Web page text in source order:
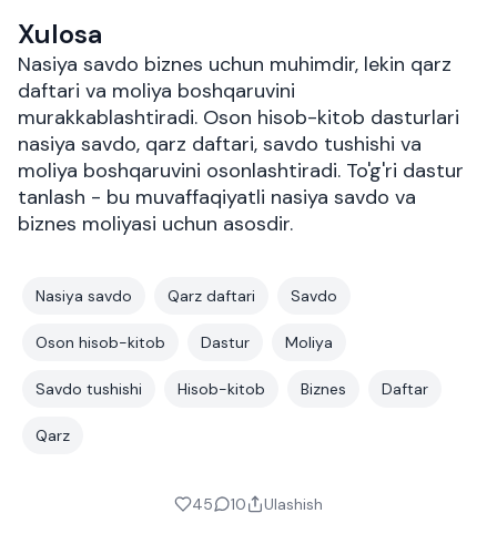
Xulosa
Nasiya savdo biznes uchun muhimdir, lekin qarz
daftari va moliya boshqaruvini
murakkablashtiradi. Oson hisob-kitob dasturlari
nasiya savdo, qarz daftari, savdo tushishi va
moliya boshqaruvini osonlashtiradi. To'g'ri dastur
tanlash - bu muvaffaqiyatli nasiya savdo va
biznes moliyasi uchun asosdir.
Nasiya savdo Qarz daftari Savdo
Oson hisob-kitob Dastur Moliya
Savdo tushishi Hisob-kitob Biznes Daftar
Qarz
45 10 Ulashish